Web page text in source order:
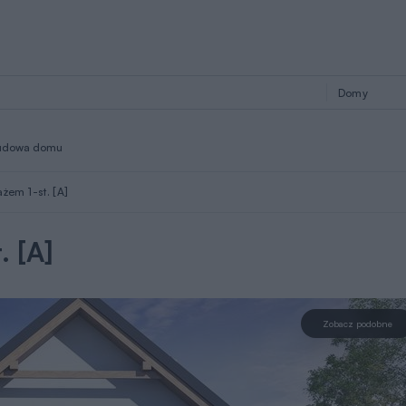
domu
1-st. [A]
[A]
Zobacz podobne